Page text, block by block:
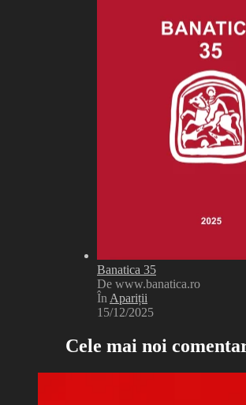
Banatica 35
De www.banatica.ro
ÎnApariții
15/12/2025
Cele mai noi